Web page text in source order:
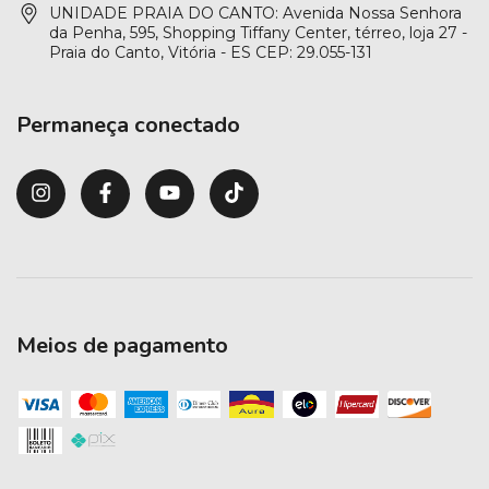
UNIDADE PRAIA DO CANTO: Avenida Nossa Senhora
da Penha, 595, Shopping Tiffany Center, térreo, loja 27 -
Praia do Canto, Vitória - ES CEP: 29.055-131
Permaneça conectado
Meios de pagamento